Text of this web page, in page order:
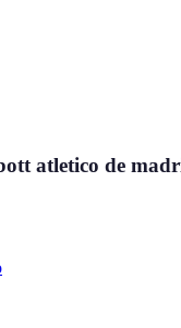
atletico de